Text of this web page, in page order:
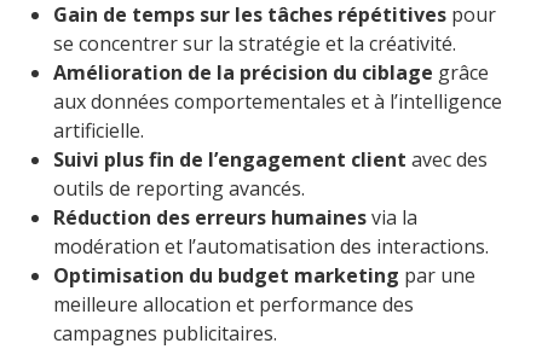
Gain de temps sur les tâches répétitives pour
se concentrer sur la stratégie et la créativité.
Amélioration de la précision du ciblage grâce
aux données comportementales et à l’intelligence
artificielle.
Suivi plus fin de l’engagement client avec des
outils de reporting avancés.
Réduction des erreurs humainesvia la
modération et l’automatisation des interactions.
Optimisation du budget marketing par une
meilleure allocation et performance des
campagnes publicitaires.